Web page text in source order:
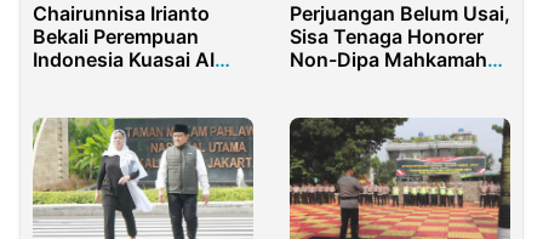
Chairunnisa Irianto
Bekali Perempuan
Indonesia Kuasai AI
Perjuangan Belum Usai,
Sisa Tenaga Honorer
Non-Dipa Mahkamah